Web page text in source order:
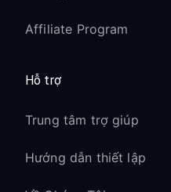
Affiliate Program
Hỗ trợ
Trung tâm trợ giúp
Hướng dẫn thiết lập